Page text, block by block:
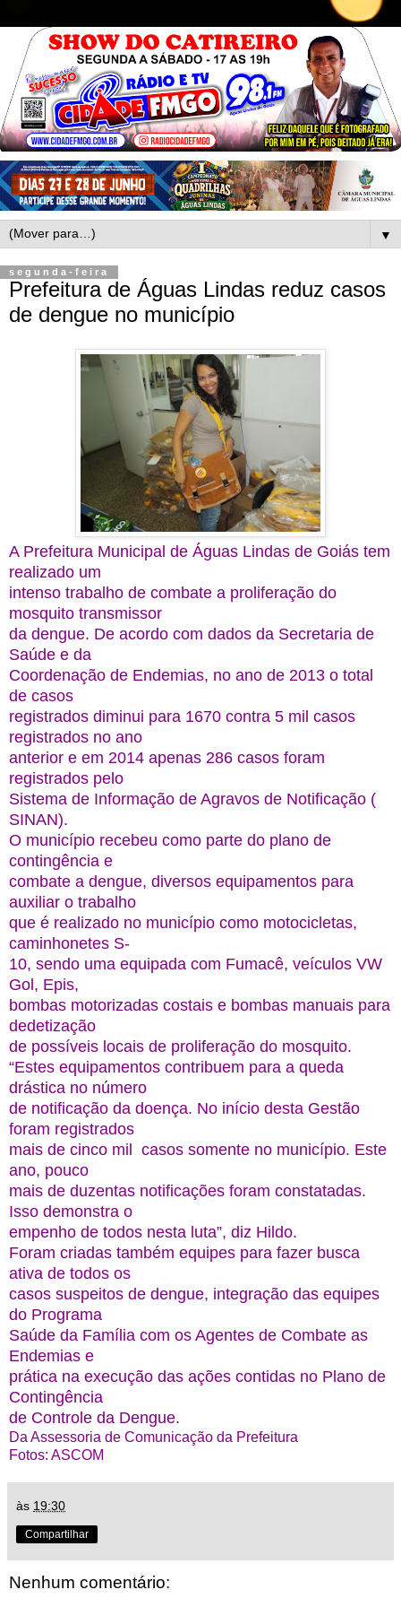
▼
segunda-feira
Prefeitura de Águas Lindas reduz casos
de dengue no município
A Prefeitura Municipal de Águas Lindas de Goiás tem
realizado um
intenso trabalho de combate a proliferação do
mosquito transmissor
da dengue. De acordo com dados da Secretaria de
Saúde e da
Coordenação de Endemias, no ano de 2013 o total
de casos
registrados diminui para 1670 contra 5 mil casos
registrados no ano
anterior e em 2014 apenas 286 casos foram
registrados pelo
Sistema de Informação de Agravos de Notificação (
SINAN).
O município recebeu como parte do plano de
contingência e
combate a dengue, diversos equipamentos para
auxiliar o trabalho
que é realizado no município como motocicletas,
caminhonetes S-
10, sendo uma equipada com Fumacê, veículos VW
Gol, Epis,
bombas motorizadas costais e bombas manuais para
dedetização
de possíveis locais de proliferação do mosquito.
“Estes equipamentos contribuem para a queda
drástica no número
de notificação da doença. No início desta Gestão
foram registrados
mais de cinco mil casos somente no município. Este
ano, pouco
mais de duzentas notificações foram constatadas.
Isso demonstra o
empenho de todos nesta luta”, diz Hildo.
Foram criadas também equipes para fazer busca
ativa de todos os
casos suspeitos de dengue, integração das equipes
do Programa
Saúde da Família com os Agentes de Combate as
Endemias e
prática na execução das ações contidas no Plano de
Contingência
de Controle da Dengue.
Da Assessoria de Comunicação da Prefeitura
Fotos: ASCOM
às 19:30
Compartilhar
Nenhum comentário: